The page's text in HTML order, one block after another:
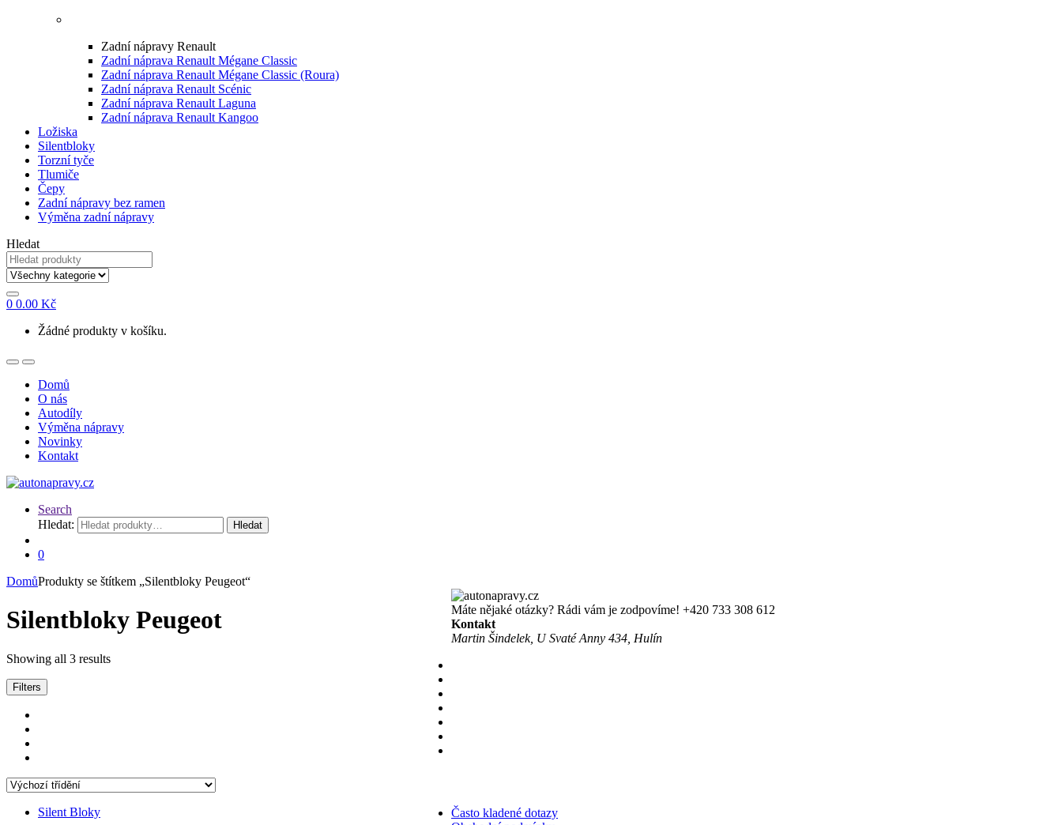
Zadní nápravy Renault
Zadní náprava Renault Mégane Classic
Zadní náprava Renault Mégane Classic (Roura)
Zadní náprava Renault Scénic
Zadní náprava Renault Laguna
Zadní náprava Renault Kangoo
Ložiska
Silentbloky
Torzní tyče
Tlumiče
Čepy
Zadní nápravy bez ramen
Výměna zadní nápravy
Hledat
0 0.00 Kč
Žádné produkty v košíku.
Domů
O nás
Autodíly
Výměna nápravy
Novinky
Kontakt
Search
Hledat:
Hledat
0
DomůProdukty se štítkem „Silentbloky Peugeot“
Silentbloky Peugeot
Showing all 3 results
Filters
Silent Bloky
Máte nějaké otázky? Rádi vám je zodpovíme! +420 733 308 612
Kontakt
Martin Šindelek, U Svaté Anny 434, Hulín
Často kladené dotazy